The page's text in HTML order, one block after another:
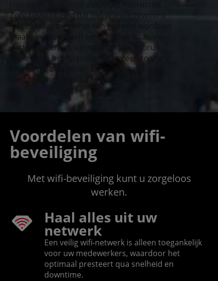
Zorg bijvoorbeeld dat het wifi-wachtwoord
niet zomaar met externen gedeeld wordt en
maak eventueel een extra netwerk aan voor
gasten. Externen kunnen dan wel gebruik
maken van het internet, maar geen toegang
krijgen tot bestanden en printers die
gekoppeld zijn aan het bedrijfsnetwerk.
Voordelen van wifi-
beveiliging
Met wifi-beveiliging kunt u zorgeloos
werken.
Haal alles uit uw
netwerk
Een veilig wifi-netwerk is alleen toegankelijk
voor uw medewerkers, waardoor het
optimaal presteert qua snelheid en
downtime.